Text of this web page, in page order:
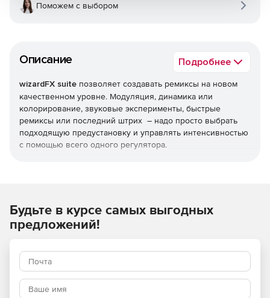
Описание Подробнее
wizardFX suite позволяет создавать ремиксы на новом
качественном уровне. Модуляция, динамика или
колорирование, звуковые эксперименты, быстрые
ремиксы или последний штрих – надо просто выбрать
подходящую предустановку и управлять интенсивностью
с помощью всего одного регулятора.
сглаживаются. Dynamics wizardFX – это Инь и Янь,
используемые в качестве импульсивных качелей или как
звучания. Полный спектр индивидуальных настроек
доступен в программном комплекте coreFX Suite.
VolumeFormer wizardFX. Когда звук ритмично
Поможем с выбором
Будьте в курсе самых выгодных
предложений!